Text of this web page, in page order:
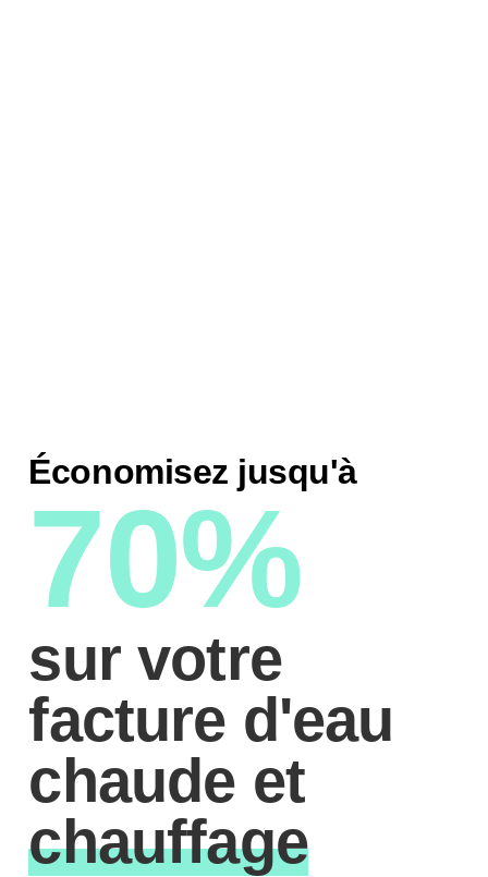
Économisez jusqu'à
70%
sur votre
facture d'eau
chaude et
chauffage